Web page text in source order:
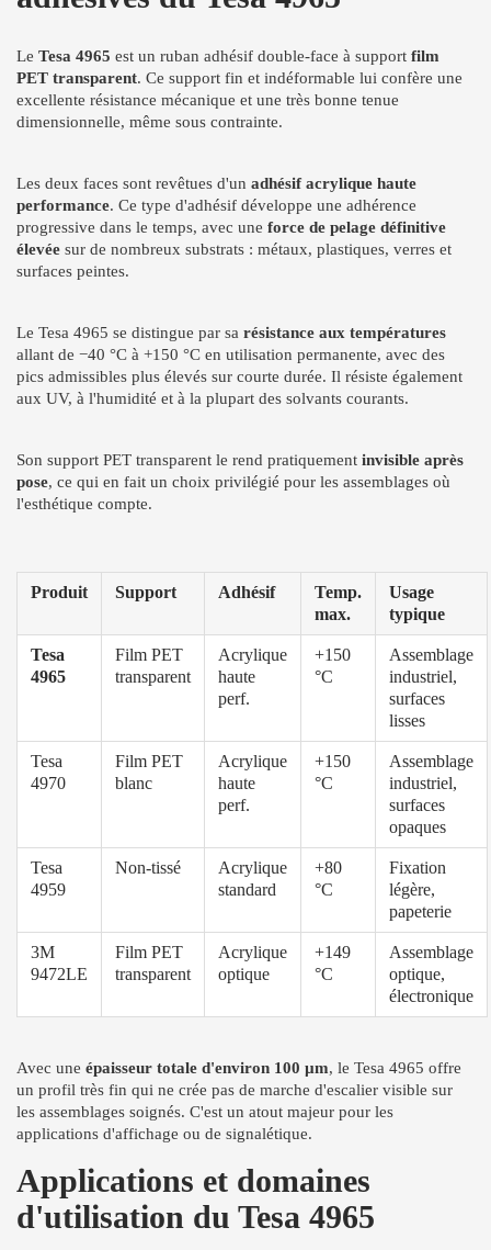
Le Tesa 4965 est un ruban adhésif double-face à support film
PET transparent. Ce support fin et indéformable lui confère une
excellente résistance mécanique et une très bonne tenue
dimensionnelle, même sous contrainte.
Les deux faces sont revêtues d'un adhésif acrylique haute
performance. Ce type d'adhésif développe une adhérence
progressive dans le temps, avec une force de pelage définitive
élevée sur de nombreux substrats : métaux, plastiques, verres et
surfaces peintes.
Le Tesa 4965 se distingue par sa résistance aux températures
allant de −40 °C à +150 °C en utilisation permanente, avec des
pics admissibles plus élevés sur courte durée. Il résiste également
aux UV, à l'humidité et à la plupart des solvants courants.
Son support PET transparent le rend pratiquement invisible après
pose, ce qui en fait un choix privilégié pour les assemblages où
l'esthétique compte.
Produit Support Adhésif
Temp.
max.
Usage
typique
Tesa
4965
Film PET
transparent
Acrylique
haute
perf.
+150
°C
Assemblage
industriel,
surfaces
lisses
Tesa
4970
Film PET
blanc
Acrylique
haute
perf.
+150
°C
Assemblage
industriel,
surfaces
opaques
Tesa
4959
Non-tissé
Acrylique
standard
+80
°C
Fixation
légère,
papeterie
3M
9472LE
Film PET
transparent
Acrylique
optique
+149
°C
Assemblage
optique,
électronique
Avec une épaisseur totale d'environ 100 µm, le Tesa 4965 offre
un profil très fin qui ne crée pas de marche d'escalier visible sur
les assemblages soignés. C'est un atout majeur pour les
applications d'affichage ou de signalétique.
Applications et domaines
d'utilisation du Tesa 4965